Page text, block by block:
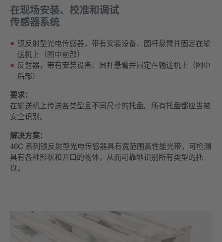
在现场安装、校准和调试
传感器系统
镜反射型光电传感器，带有安装设备、圆杆悬臂并固定在输
送机上（图中前部）
反射器，带有安装设备、圆杆悬臂并固定在输送机上（图中
后部）
要求：
在输送机上传送各类型且不同尺寸的托盘。所有托盘都应当被
安全识别。
解决方案：
46C 系列镜反射型光电传感器具有宽范围高性能光带，可检测
具有各种形状和开口的物体，从而可靠地识别所有类型的托
盘。